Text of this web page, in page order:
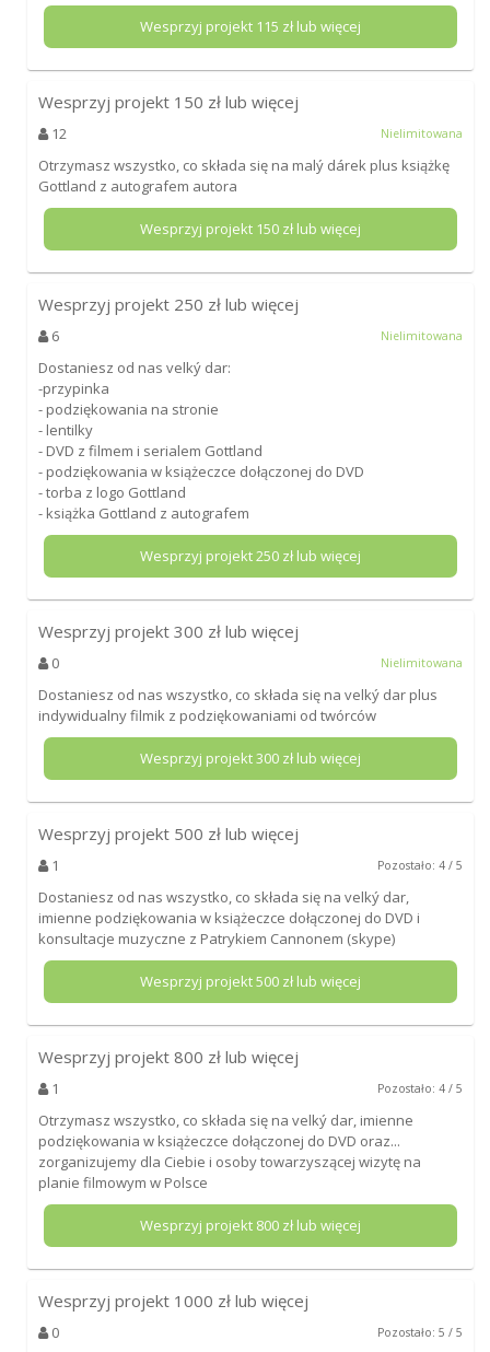
Wesprzyj projekt 115 zł lub więcej
Wesprzyj projekt 150 zł lub więcej
12 Nielimitowana
Otrzymasz wszystko, co składa się na malý dárek plus książkę
Gottland z autografem autora
Wesprzyj projekt 150zł lub więcej
Wesprzyj projekt 250 zł lub więcej
6 Nielimitowana
Dostaniesz od nas velký dar:
-przypinka
- podziękowania na stronie
- lentilky
- DVD z filmem i serialem Gottland
- podziękowania w książeczce dołączonej do DVD
- torba z logo Gottland
- książka Gottland z autografem
Wesprzyj projekt250zł lub więcej
Wesprzyj projekt 300 zł lub więcej
0 Nielimitowana
Dostaniesz od nas wszystko, co składa się na velký dar plus
indywidualny filmik z podziękowaniami od twórców
Wesprzyj projekt300zł lub więcej
Wesprzyj projekt 500 zł lub więcej
1 Pozostało: 4 / 5
Dostaniesz od nas wszystko, co składa się na velký dar,
imienne podziękowania w książeczce dołączonej do DVD i
konsultacje muzyczne z Patrykiem Cannonem (skype)
Wesprzyj projekt500zł lub więcej
Wesprzyj projekt 800 zł lub więcej
1 Pozostało: 4 / 5
Otrzymasz wszystko, co składa się na velký dar, imienne
podziękowania w książeczce dołączonej do DVD oraz...
zorganizujemy dla Ciebie i osoby towarzyszącej wizytę na
planie filmowym w Polsce
Wesprzyj projekt 800zł lub więcej
Wesprzyj projekt 1000 zł lub więcej
0 Pozostało: 5 / 5